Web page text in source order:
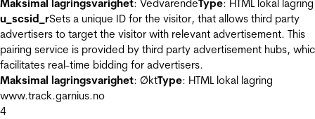
Maksimal lagringsvarighet: VedvarendeType: HTML lokal lagring
u_scsid_rSets a unique ID for the visitor, that allows third party
advertisers to target the visitor with relevant advertisement. This
pairing service is provided by third party advertisement hubs,
facilitates real-time bidding for advertisers.
Maksimal lagringsvarighet: ØktType: HTML lokal lagring
www.track.garnius.no
4